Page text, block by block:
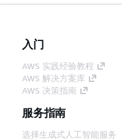
入门
AWS 实践经验教程
AWS 解决方案库
AWS 决策指南
服务指南
选择生成式人工智能服务